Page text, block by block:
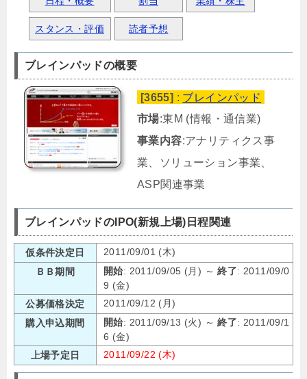
スタンス・評価 読者予想
ブレインパッドの概要
[3655] : ブレインパッド
市場:東M (情報・通信業)
事業内容:アナリティクス事
業、ソリューション事業、
ASP関連事業
ブレインパッドのIPO(新規上場)日程関連
仮条件決定日
2011/09/01 (木)
ＢＢ期間
開始: 2011/09/05 (月) ～終了: 2011/09/0
9 (金)
公募価格決定
2011/09/12 (月)
購入申込期間
開始: 2011/09/13 (火) ～終了: 2011/09/1
6 (金)
上場予定日
2011/09/22 (木)